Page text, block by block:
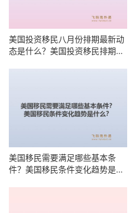
美国投资移民八月份排期最新动
态是什么？美国投资移民排期何
美国移民需要满足哪些基本条
件？美国移民条件变化趋势是什